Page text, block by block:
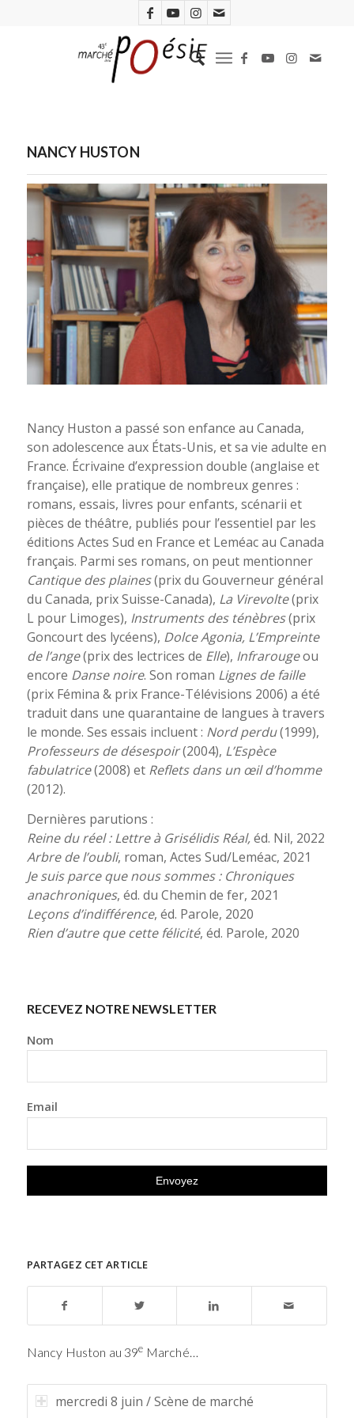
NANCY HUSTON
Nancy Huston. Photo Guy Oberson
Nancy Huston a passé son enfance au Canada,
son adolescence aux États-Unis, et sa vie adulte en
France. Écrivaine d’expression double (anglaise et
française), elle pratique de nombreux genres :
romans, essais, livres pour enfants, scénarii et
pièces de théâtre, publiés pour l’essentiel par les
éditions Actes Sud en France et Leméac au Canada
français. Parmi ses romans, on peut mentionner
Cantique des plaines(prix du Gouverneur général
du Canada, prix Suisse-Canada), La Virevolte(prix
L pour Limoges), Instruments des ténèbres(prix
Goncourt des lycéens), Dolce Agonia, L’Empreinte
de l’ange(prix des lectrices de Elle), Infrarougeou
encore Danse noire. Son roman Lignes de faille
(prix Fémina & prix France-Télévisions 2006) a été
traduit dans une quarantaine de langues à travers
le monde. Ses essais incluent : Nord perdu(1999),
Professeurs de désespoir(2004), L’Espèce
fabulatrice(2008) et Reflets dans un œil d’homme
(2012).
Dernières parutions :
Reine du réel : Lettre à Grisélidis Réal,éd. Nil, 2022
Arbre de l’oubli, roman, Actes Sud/Leméac, 2021
Je suis parce que nous sommes : Chroniques
anachroniques, éd. du Chemin de fer, 2021
Leçons d’indifférence, éd. Parole, 2020
Rien d’autre que cette félicité, éd. Parole, 2020
RECEVEZ NOTRE NEWSLETTER
Nom
Email
PARTAGEZ CET ARTICLE
Nancy Huston au 39e Marché…
mercredi 8 juin / Scène de marché